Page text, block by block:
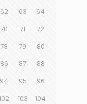
62 63
64
70 71
72
78 79
80
86 87
88
94 95
96
102 103
104